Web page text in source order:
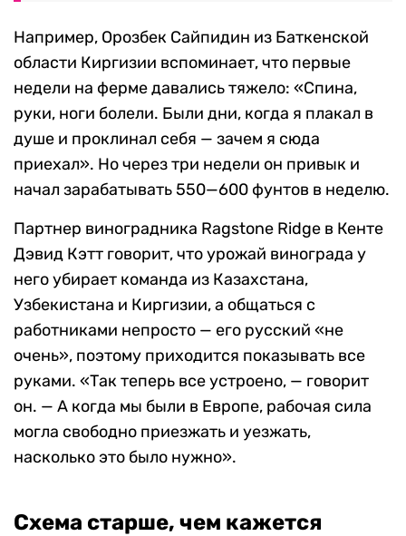
Например, Орозбек Сайпидин из Баткенской
области Киргизии вспоминает, что первые
недели на ферме давались тяжело: «Спина,
руки, ноги болели. Были дни, когда я плакал в
душе и проклинал себя — зачем я сюда
приехал». Но через три недели он привык и
начал зарабатывать 550—600 фунтов в неделю.
Партнер виноградника Ragstone Ridge в Кенте
Дэвид Кэтт говорит, что урожай винограда у
него убирает команда из Казахстана,
Узбекистана и Киргизии, а общаться с
работниками непросто — его русский «не
очень», поэтому приходится показывать все
руками. «Так теперь все устроено, — говорит
он. — А когда мы были в Европе, рабочая сила
могла свободно приезжать и уезжать,
насколько это было нужно».
Схема старше, чем кажется